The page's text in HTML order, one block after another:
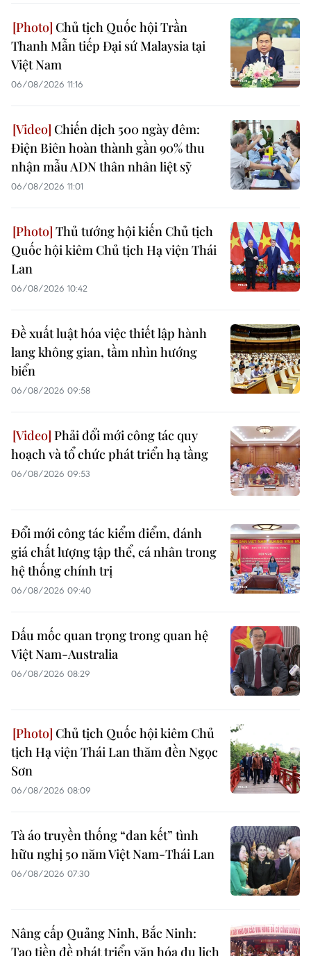
Chủ tịch Quốc hội Trần
Thanh Mẫn tiếp Đại sứ Malaysia tại
Việt Nam
06/08/2026 11:16
Chiến dịch 500 ngày đêm:
Điện Biên hoàn thành gần 90% thu
nhận mẫu ADN thân nhân liệt sỹ
06/08/2026 11:01
Thủ tướng hội kiến Chủ tịch
Quốc hội kiêm Chủ tịch Hạ viện Thái
Lan
06/08/2026 10:42
Đề xuất luật hóa việc thiết lập hành
lang không gian, tầm nhìn hướng
biển
06/08/2026 09:58
Phải đổi mới công tác quy
hoạch và tổ chức phát triển hạ tầng
06/08/2026 09:53
Đổi mới công tác kiểm điểm, đánh
giá chất lượng tập thể, cá nhân trong
hệ thống chính trị
06/08/2026 09:40
Dấu mốc quan trọng trong quan hệ
Việt Nam-Australia
06/08/2026 08:29
Chủ tịch Quốc hội kiêm Chủ
tịch Hạ viện Thái Lan thăm đền Ngọc
Sơn
06/08/2026 08:09
Tà áo truyền thống “đan kết” tình
hữu nghị 50 năm Việt Nam-Thái Lan
06/08/2026 07:30
Nâng cấp Quảng Ninh, Bắc Ninh:
Tạo tiền đề phát triển văn hóa du lịch